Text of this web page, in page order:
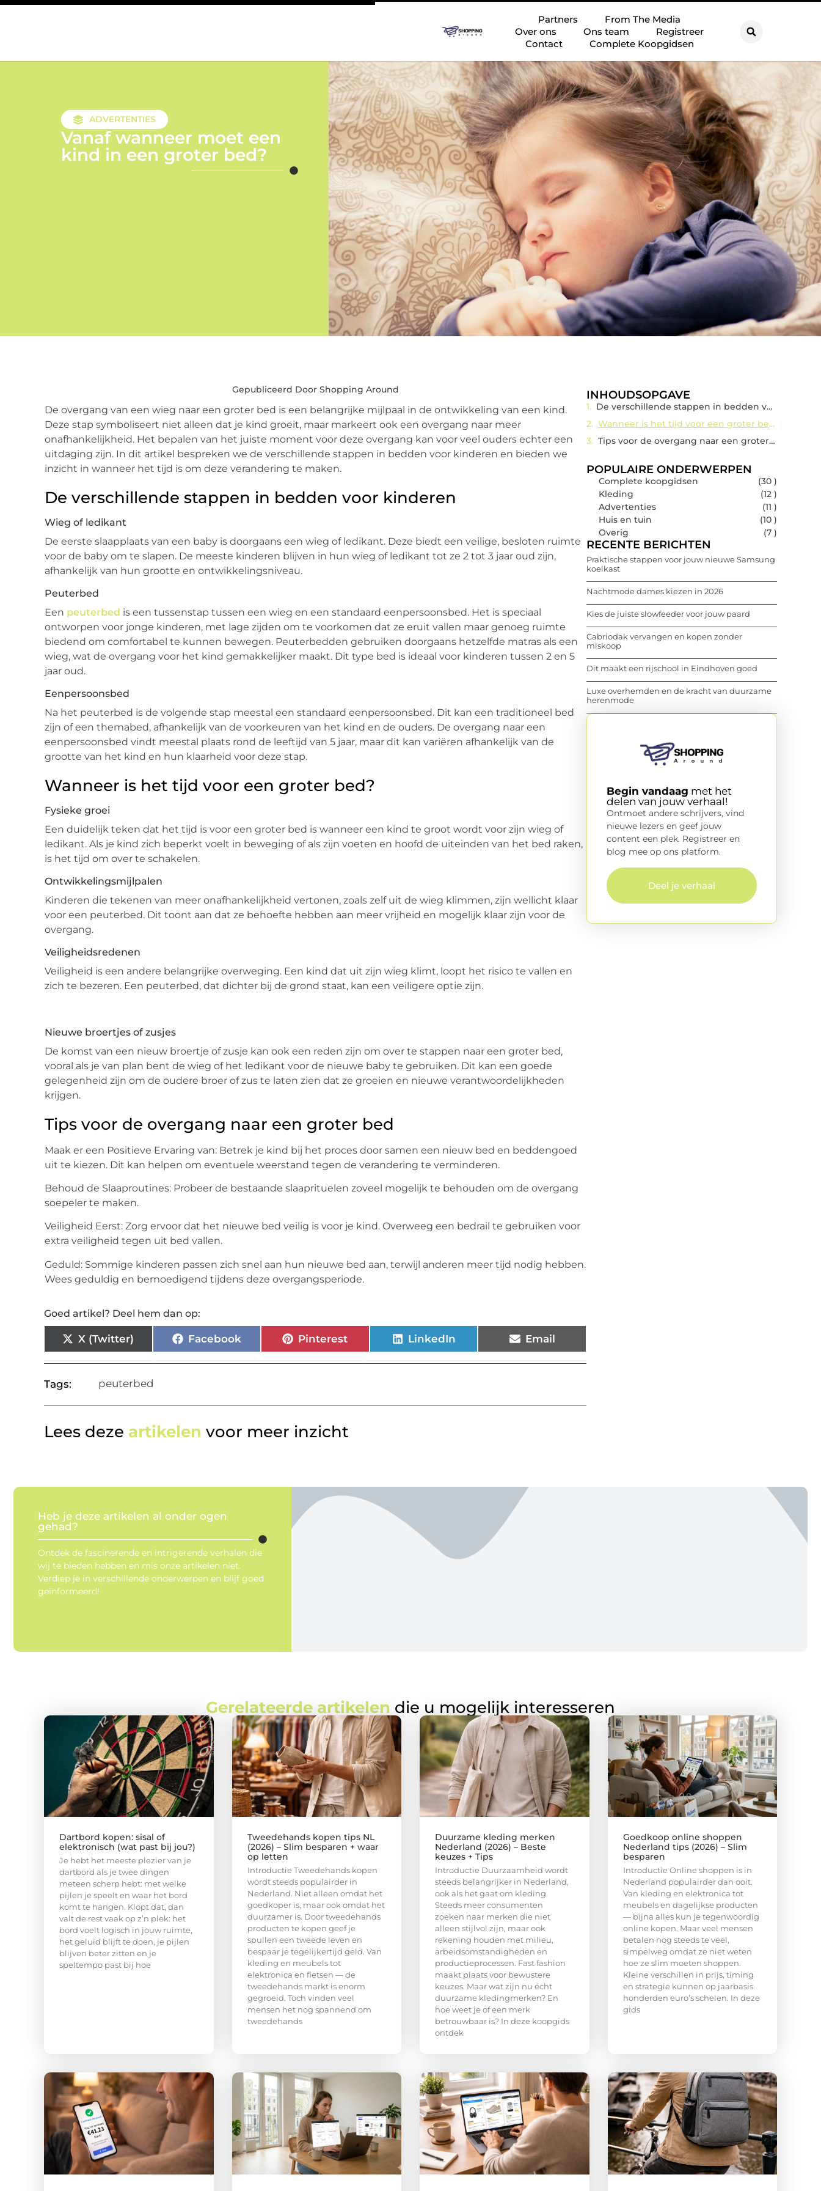
Partners
From The Media
Over ons
Ons team
Registreer
Contact
Complete Koopgidsen
ADVERTENTIES
Vanaf wanneer moet een
kind in een groter bed?
Gepubliceerd Door Shopping Around
De overgang van een wieg naar een groter bed is een belangrijke mijlpaal in de ontwikkeling van een kind.
Deze stap symboliseert niet alleen dat je kind groeit, maar markeert ook een overgang naar meer
onafhankelijkheid. Het bepalen van het juiste moment voor deze overgang kan voor veel ouders echter een
uitdaging zijn. In dit artikel bespreken we de verschillende stappen in bedden voor kinderen en bieden we
inzicht in wanneer het tijd is om deze verandering te maken.
De verschillende stappen in bedden voor kinderen
Wieg of ledikant
De eerste slaapplaats van een baby is doorgaans een wieg of ledikant. Deze biedt een veilige, besloten ruimte
voor de baby om te slapen. De meeste kinderen blijven in hun wieg of ledikant tot ze 2 tot 3 jaar oud zijn,
afhankelijk van hun grootte en ontwikkelingsniveau.
Peuterbed
Een peuterbed is een tussenstap tussen een wieg en een standaard eenpersoonsbed. Het is speciaal
ontworpen voor jonge kinderen, met lage zijden om te voorkomen dat ze eruit vallen maar genoeg ruimte
biedend om comfortabel te kunnen bewegen. Peuterbedden gebruiken doorgaans hetzelfde matras als een
wieg, wat de overgang voor het kind gemakkelijker maakt. Dit type bed is ideaal voor kinderen tussen 2 en 5
jaar oud.
Eenpersoonsbed
Na het peuterbed is de volgende stap meestal een standaard eenpersoonsbed. Dit kan een traditioneel bed
zijn of een themabed, afhankelijk van de voorkeuren van het kind en de ouders. De overgang naar een
eenpersoonsbed vindt meestal plaats rond de leeftijd van 5 jaar, maar dit kan variëren afhankelijk van de
grootte van het kind en hun klaarheid voor deze stap.
Wanneer is het tijd voor een groter bed?
Fysieke groei
Een duidelijk teken dat het tijd is voor een groter bed is wanneer een kind te groot wordt voor zijn wieg of
ledikant. Als je kind zich beperkt voelt in beweging of als zijn voeten en hoofd de uiteinden van het bed raken,
is het tijd om over te schakelen.
Ontwikkelingsmijlpalen
Kinderen die tekenen van meer onafhankelijkheid vertonen, zoals zelf uit de wieg klimmen, zijn wellicht klaar
voor een peuterbed. Dit toont aan dat ze behoefte hebben aan meer vrijheid en mogelijk klaar zijn voor de
overgang.
Veiligheidsredenen
Veiligheid is een andere belangrijke overweging. Een kind dat uit zijn wieg klimt, loopt het risico te vallen en
zich te bezeren. Een peuterbed, dat dichter bij de grond staat, kan een veiligere optie zijn.
Nieuwe broertjes of zusjes
De komst van een nieuw broertje of zusje kan ook een reden zijn om over te stappen naar een groter bed,
vooral als je van plan bent de wieg of het ledikant voor de nieuwe baby te gebruiken. Dit kan een goede
gelegenheid zijn om de oudere broer of zus te laten zien dat ze groeien en nieuwe verantwoordelijkheden
krijgen.
Tips voor de overgang naar een groter bed
Maak er een Positieve Ervaring van: Betrek je kind bij het proces door samen een nieuw bed en beddengoed
uit te kiezen. Dit kan helpen om eventuele weerstand tegen de verandering te verminderen.
Behoud de Slaaproutines: Probeer de bestaande slaaprituelen zoveel mogelijk te behouden om de overgang
soepeler te maken.
Veiligheid Eerst: Zorg ervoor dat het nieuwe bed veilig is voor je kind. Overweeg een bedrail te gebruiken voor
extra veiligheid tegen uit bed vallen.
Geduld: Sommige kinderen passen zich snel aan hun nieuwe bed aan, terwijl anderen meer tijd nodig hebben.
Wees geduldig en bemoedigend tijdens deze overgangsperiode.
Goed artikel? Deel hem dan op:
X (Twitter) Facebook Pinterest LinkedIn Email
Tags: peuterbed
Lees deze artikelen voor meer inzicht
INHOUDSOPGAVE
De verschillende stappen in bedden voor kinderen
Wanneer is het tijd voor een groter bed?
Tips voor de overgang naar een groter bed
POPULAIRE ONDERWERPEN
Complete koopgidsen
(30 )
Kleding
(12 )
Advertenties
(11 )
Huis en tuin
(10 )
Overig
(7 )
RECENTE BERICHTEN
Praktische stappen voor jouw nieuwe Samsung
koelkast
Nachtmode dames kiezen in 2026
Kies de juiste slowfeeder voor jouw paard
Cabriodak vervangen en kopen zonder
miskoop
Dit maakt een rijschool in Eindhoven goed
Luxe overhemden en de kracht van duurzame
herenmode
Begin vandaag met het
delen van jouw verhaal!
Ontmoet andere schrijvers, vind
nieuwe lezers en geef jouw
content een plek. Registreer en
blog mee op ons platform.
Deel je verhaal
Heb je deze artikelen al onder ogen
gehad?
Ontdek de fascinerende en intrigerende verhalen die
wij te bieden hebben en mis onze artikelen niet.
Verdiep je in verschillende onderwerpen en blijf goed
geïnformeerd!
Gerelateerde artikelen die u mogelijk interesseren
Dartbord kopen: sisal of
elektronisch (wat past bij jou?)
Je hebt het meeste plezier van je
dartbord als je twee dingen
meteen scherp hebt: met welke
pijlen je speelt en waar het bord
komt te hangen. Klopt dat, dan
valt de rest vaak op z’n plek: het
bord voelt logisch in jouw ruimte,
het geluid blijft te doen, je pijlen
blijven beter zitten en je
speltempo past bij hoe
Tweedehands kopen tips NL
(2026) – Slim besparen + waar
op letten
Introductie Tweedehands kopen
wordt steeds populairder in
Nederland. Niet alleen omdat het
goedkoper is, maar ook omdat het
duurzamer is. Door tweedehands
producten te kopen geef je
spullen een tweede leven en
bespaar je tegelijkertijd geld. Van
kleding en meubels tot
elektronica en fietsen — de
tweedehands markt is enorm
gegroeid. Toch vinden veel
mensen het nog spannend om
tweedehands
Duurzame kleding merken
Nederland (2026) – Beste
keuzes + Tips
Introductie Duurzaamheid wordt
steeds belangrijker in Nederland,
ook als het gaat om kleding.
Steeds meer consumenten
zoeken naar merken die niet
alleen stijlvol zijn, maar ook
rekening houden met milieu,
arbeidsomstandigheden en
productieprocessen. Fast fashion
maakt plaats voor bewustere
keuzes. Maar wat zijn nu écht
duurzame kledingmerken? En
hoe weet je of een merk
betrouwbaar is? In deze koopgids
ontdek
Goedkoop online shoppen
Nederland tips (2026) – Slim
besparen
Introductie Online shoppen is in
Nederland populairder dan ooit.
Van kleding en elektronica tot
meubels en dagelijkse producten
— bijna alles kun je tegenwoordig
online kopen. Maar veel mensen
betalen nog steeds te veel,
simpelweg omdat ze niet weten
hoe ze slim moeten shoppen.
Kleine verschillen in prijs, timing
en strategie kunnen op jaarbasis
honderden euro’s schelen. In deze
gids